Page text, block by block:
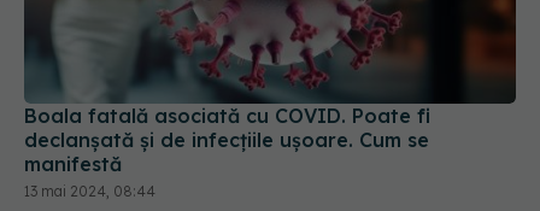
Boala fatală asociată cu COVID. Poate fi
declanșată și de infecțiile ușoare. Cum se
manifestă
13 mai 2024, 08:44